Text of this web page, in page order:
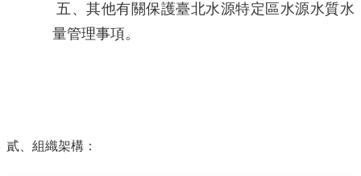
五、其他有關保護臺北水源特定區水源水質水
量管理事項。
貳、組織架構：